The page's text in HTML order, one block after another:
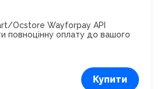
Ocstore Wayforpay API
повноцінну оплату до вашого
Купити